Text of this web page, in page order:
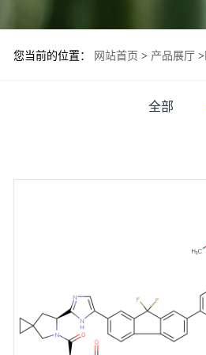
您当前的位置： 网站首页 > 产品展厅 >
全部